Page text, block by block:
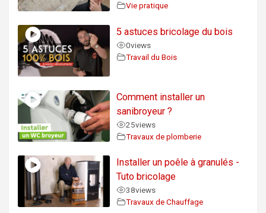
Vie pratique
5 astuces bricolage du bois
0views
Travail du Bois
Comment installer un
sanibroyeur ?
25views
Travaux de plomberie
Installer un poêle à granulés -
Tuto bricolage
38views
Travaux de Chauffage